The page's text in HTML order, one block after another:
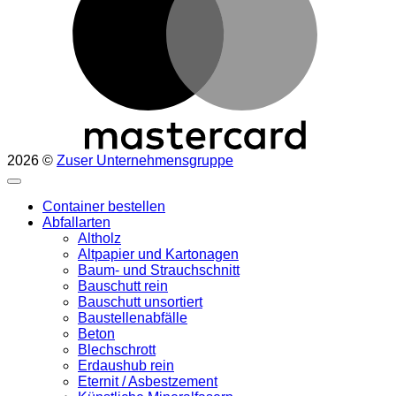
2026 © Zuser Unternehmensgruppe
Container bestellen
Abfallarten
Altholz
Altpapier und Kartonagen
Baum- und Strauchschnitt
Bauschutt rein
Bauschutt unsortiert
Baustellenabfälle
Beton
Blechschrott
Erdaushub rein
Eternit / Asbestzement